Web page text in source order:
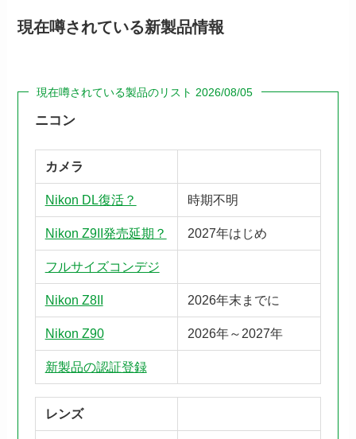
現在噂されている新製品情報
現在噂されている製品のリスト 2026/08/05
ニコン
カメラ
Nikon DL復活？ 時期不明
Nikon Z9II発売延期？ 2027年はじめ
フルサイズコンデジ
Nikon Z8II 2026年末までに
Nikon Z90 2026年～2027年
新製品の認証登録
レンズ